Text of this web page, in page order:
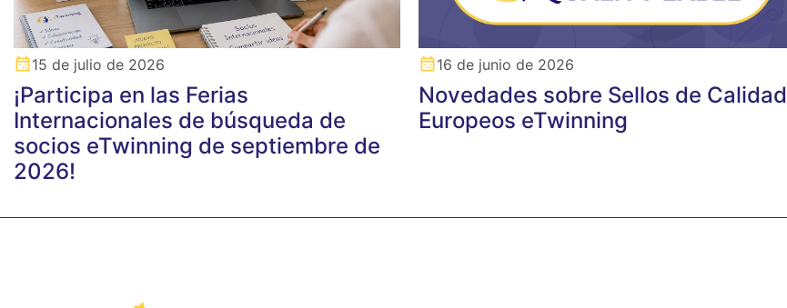
15 de julio de 2026
¡Participa en las Ferias
Internacionales de búsqueda de
socios eTwinning de septiembre de
2026!
16 de junio de 2026
Novedades sobre Sellos de Calidad
Europeos eTwinning